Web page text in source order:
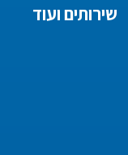
שירותים ועוד